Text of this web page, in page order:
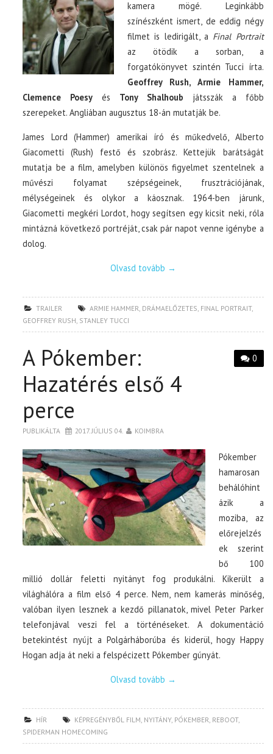
kamera mögé. Leginkább
színészként ismert, de eddig négy
filmet is ledirigált, a Final Portrait
az ötödik a sorban, a
forgatókönyvet szintén Tucci írta.
Geoffrey Rush, Armie Hammer,
Clemence Poesy és Tony Shalhoub játsszák a főbb
szerepeket. Angliában augusztus 18-án mutatják be.
James Lord (Hammer) amerikai író és műkedvelő, Alberto
Giacometti (Rush) festő és szobrász. Kettejük barátságát
mutatja be a film, amelyben különös figyelmet szentelnek a
művészi folyamat szépségeinek, frusztrációjának,
mélységeinek és olykor a káosznak. 1964-ben járunk,
Giacometti megkéri Lordot, hogy segítsen egy kicsit neki, róla
mintázná következő portréját, csak pár napot venne igénybe a
dolog.
Olvasd tovább →
TRAILER ARMIE HAMMER, DRÁMAELŐZETES, FINAL PORTRAIT,
GEOFFREY RUSH, STANLEY TUCCI
0
A Pókember:
Hazatérés első 4
perce
PUBLIKÁLTA 2017. JÚLIUS 04. KOIMBRA
Pókember
hamarosan
behálóhint
ázik a
moziba, az
előrejelzés
ek szerint
bő 100
millió dollár feletti nyitányt fog produkálni. Kikerült a
világhálóra a film első 4 perce. Nem, nem kamerás minőség,
valóban ilyen lesznek a kezdő pillanatok, mivel Peter Parker
telefonjával veszi fel a történéseket. A dokumentáció
betekintést nyújt a Polgárháborúba és kiderül, hogy Happy
Hogan adja át neki a felspécizett Pókember gúnyát.
Olvasd tovább →
HÍR KÉPREGÉNYBŐL FILM, NYITÁNY, PÓKEMBER, REBOOT,
SPIDERMAN HOMECOMING